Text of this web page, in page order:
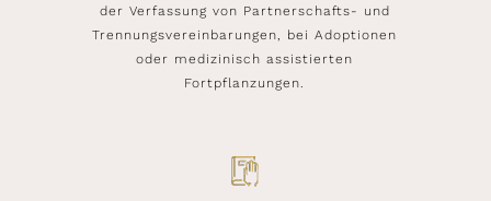
der Verfassung von Partnerschafts- und
Trennungsvereinbarungen, bei Adoptionen
oder medizinisch assistierten
Fortpflanzungen.